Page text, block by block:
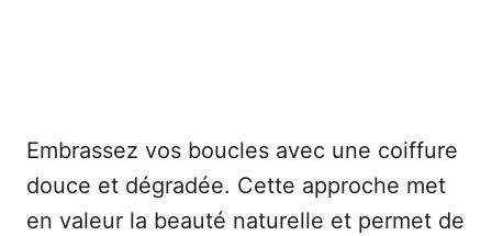
Embrassez vos boucles avec une coiffure
douce et dégradée. Cette approche met
en valeur la beauté naturelle et permet de